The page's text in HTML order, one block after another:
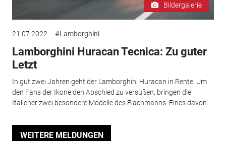
Bildergalerie
21.07.2022 #Lamborghini
Lamborghini Huracan Tecnica: Zu guter
Letzt
In gut zwei Jahren geht der Lamborghini Huracan in Rente. Um
den Fans der Ikone den Abschied zu versüßen, bringen die
Italiener zwei besondere Modelle des Flachmanns. Eines davon...
WEITERE MELDUNGEN